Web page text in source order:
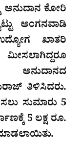
ಅನುದಾನ ಕೋರಿ
ಅಂಗನವಾಡಿ
ಖಾತರಿ
ಅನುದಾನದ
ತಿಳಿಸಿದರು.
ಸುಮಾರು 5
5 ಲಕ್ಷ ರೂ.